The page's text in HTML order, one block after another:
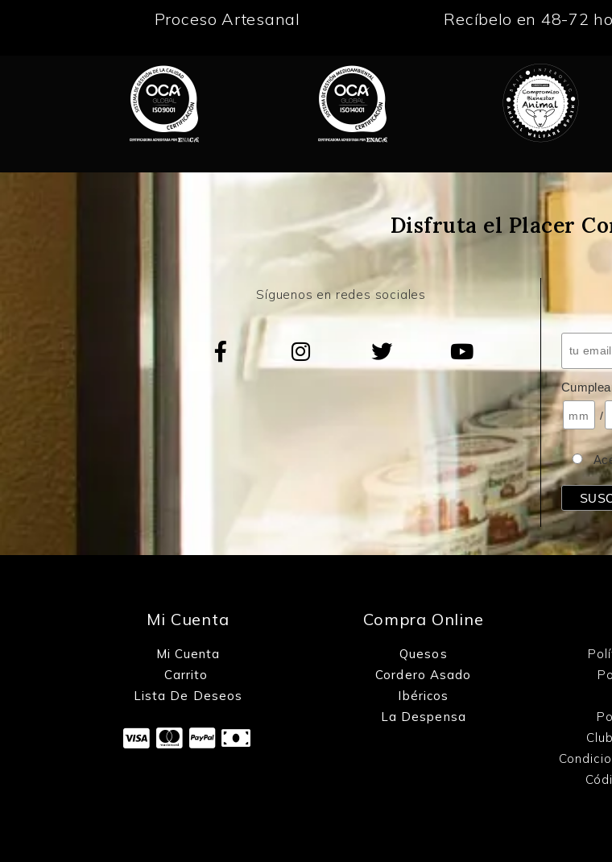
Proceso Artesanal Recíbelo en 48-72
Disfruta el Placer
Síguenos en redes sociales
/
Mi Cuenta
Mi Cuenta
Carrito
Lista De Deseos
Compra Online
Quesos
Cordero Asado
Ibéricos
La Despensa